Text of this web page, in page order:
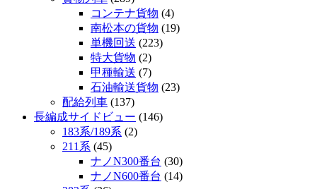
コンテナ貨物 (4)
南松本の貨物 (19)
単機回送 (223)
特大貨物 (2)
甲種輸送 (7)
石油輸送貨物 (23)
配給列車 (137)
長編成サイドビュー (146)
183系/189系 (2)
211系 (45)
ナノN300番台 (30)
ナノN600番台 (14)